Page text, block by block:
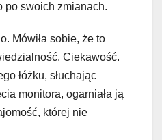
po swoich zmianach.
Mówiła sobie, że to
Ciekawość.
łóżku, słuchając
monitora, ogarniała ją
której nie